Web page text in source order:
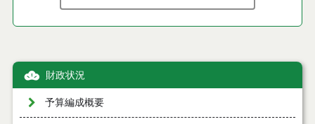
財政状況
予算編成概要